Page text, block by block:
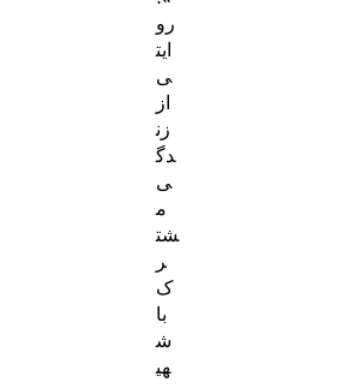
رو
ایت
ی
از
زن
دگ
ی
م
شت
ر
ک
با
ش
هی